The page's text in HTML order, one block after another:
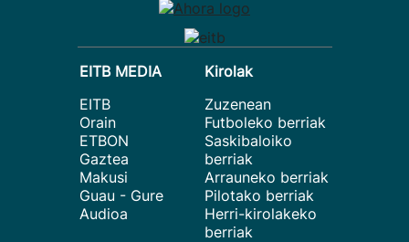
EITB MEDIA
EITB
Orain
ETBON
Gaztea
Makusi
Guau - Gure
Audioa
Kirolak
Zuzenean
Futboleko berriak
Saskibaloiko
berriak
Arrauneko berriak
Pilotako berriak
Herri-kirolakeko
berriak